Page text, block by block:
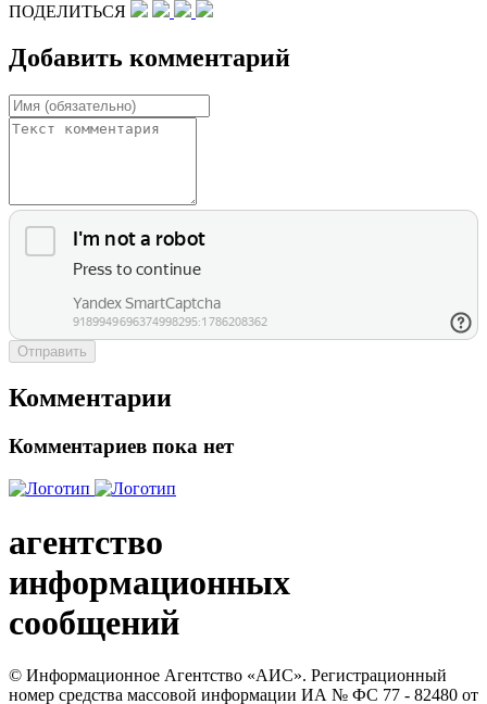
ПОДЕЛИТЬСЯ
Добавить комментарий
Отправить
Комментарии
Комментариев пока нет
агентство
информационных
сообщений
© Информационное Агентство «АИС». Регистрационный
номер средства массовой информации ИА № ФС 77 - 82480 от